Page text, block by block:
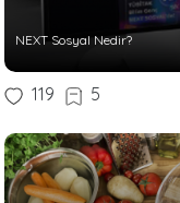
NEXT Sosyal Nedir?
119 5